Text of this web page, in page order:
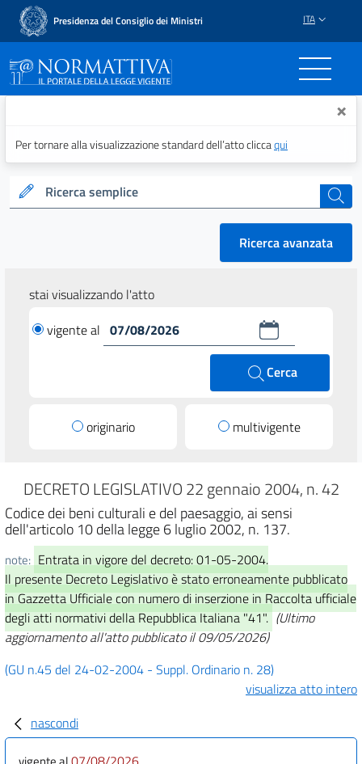
Presidenza del Consiglio dei Ministri ITA
Normattiva - Il portale ×
Per tornare alla visualizzazione standard dell’atto cliccaqui
Ricerca semplice cerca
Ricerca avanzata
stai visualizzando l'atto
vigente al
Cerca
originario multivigente
DECRETO LEGISLATIVO 22 gennaio 2004, n. 42
Codice dei beni culturali e del paesaggio, ai sensi
dell'articolo 10 della legge 6 luglio 2002, n. 137.
note: Entrata in vigore del decreto: 01-05-2004.
Il presente Decreto Legislativo è stato erroneamente pubblicato
in Gazzetta Ufficiale con numero di inserzione in Raccolta ufficiale
degli atti normativi della Repubblica Italiana "41". (Ultimo
aggiornamento all'atto pubblicato il 09/05/2026)
(GU n.45 del 24-02-2004 - Suppl. Ordinario n. 28)
visualizza atto intero
nascondi